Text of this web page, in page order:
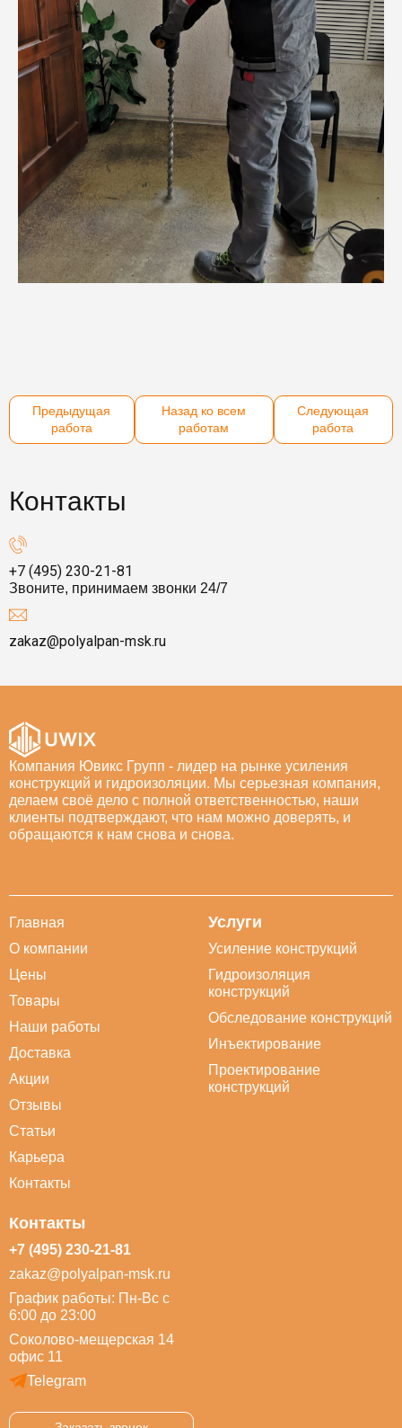
Предыдущая
работа
Назад ко всем
работам
Следующая
работа
Контакты
+7 (495) 230-21-81
Звоните, принимаем звонки 24/7
zakaz@polyalpan-msk.ru
Компания Ювикс Групп - лидер на рынке усиления
конструкций и гидроизоляции. Мы серьезная компания,
делаем своё дело с полной ответственностью, наши
клиенты подтверждают, что нам можно доверять, и
обращаются к нам снова и снова.
Главная
О компании
Цены
Товары
Наши работы
Доставка
Акции
Отзывы
Статьи
Карьера
Контакты
Услуги
Усиление конструкций
Гидроизоляция
конструкций
Обследование конструкций
Инъектирование
Проектирование
конструкций
Контакты
+7 (495) 230-21-81
zakaz@polyalpan-msk.ru
График работы: Пн-Вс с
6:00 до 23:00
Соколово-мещерская 14
офис 11
Telegram